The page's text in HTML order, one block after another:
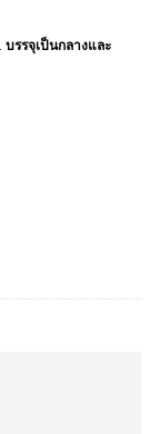
บรรจุเป็นกลางและ